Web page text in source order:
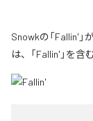
Snowkの「Fallin'
は、「Fallin'」を含